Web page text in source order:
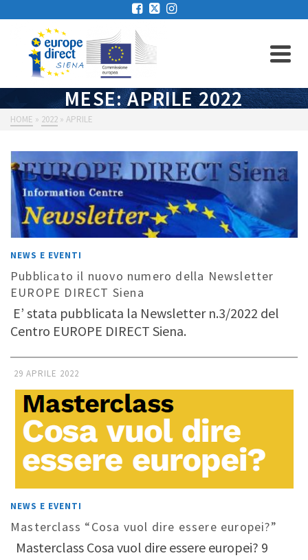
MESE: APRILE 2022
HOME » 2022 » APRILE
NEWS E EVENTI
Pubblicato il nuovo numero della Newsletter
EUROPE DIRECT Siena
E’ stata pubblicata la Newsletter n.3/2022 del
Centro EUROPE DIRECT Siena.
29 APRILE 2022
NEWS E EVENTI
Masterclass “Cosa vuol dire essere europei?”
Masterclass Cosa vuol dire essere europei? 9